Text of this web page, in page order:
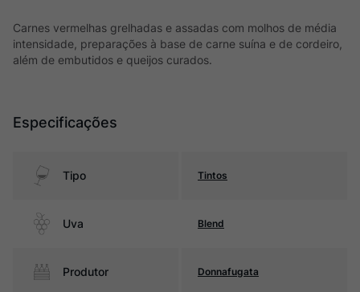
Carnes vermelhas grelhadas e assadas com molhos de média
intensidade, preparações à base de carne suína e de cordeiro,
além de embutidos e queijos curados.
Especificações
Tipo Tintos
Uva Blend
Produtor Donnafugata